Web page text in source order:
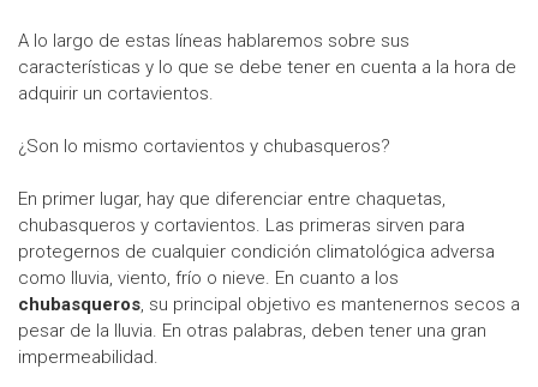
A lo largo de estas líneas hablaremos sobre sus
características y lo que se debe tener en cuenta a la hora de
adquirir un cortavientos.
¿Son lo mismo cortavientos y chubasqueros?
En primer lugar, hay que diferenciar entre chaquetas,
chubasqueros y cortavientos. Las primeras sirven para
protegernos de cualquier condición climatológica adversa
como lluvia, viento, frío o nieve. En cuanto a los
chubasqueros, su principal objetivo es mantenernos secos a
pesar de la lluvia. En otras palabras, deben tener una gran
impermeabilidad.